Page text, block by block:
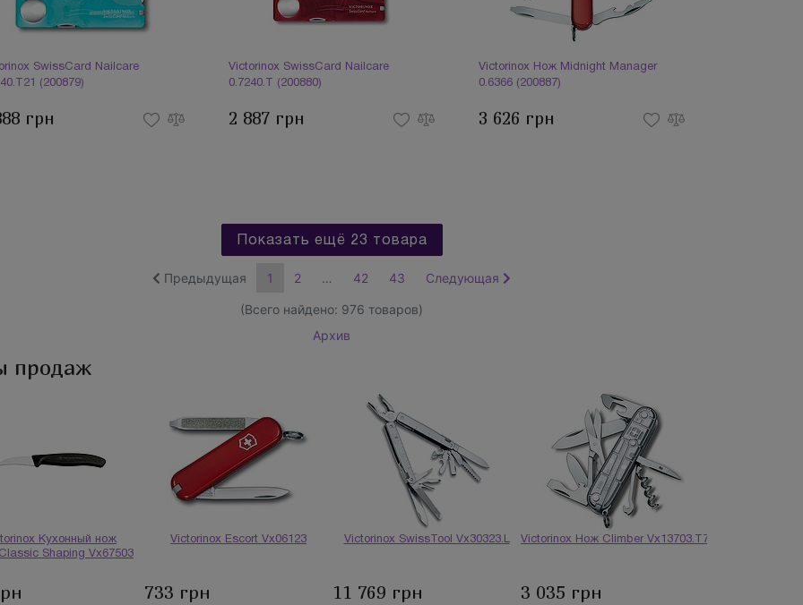
SwissCard Nailcare
(200879)
грн
Victorinox SwissCard Nailcare
0.7240.T (200880)
2 887 грн
Victorinox Нож Midnight Manager
0.6366 (200887)
3 626 грн
Показать ещё 23 товара
Предыдущая 1 2 … 42 43 Следующая
(Всего найдено: 976 товаров)
Архив
продаж
Кухонный нож
Shaping Vx67503
Victorinox Escort Vx06123
733 грн
Victorinox SwissTool Vx30323.L
11 769 грн
Victorinox Нож Climber Vx13703.T7
3 035 грн